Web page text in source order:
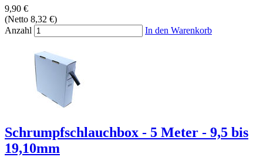
9,90 €
(Netto 8,32 €)
Anzahl
In den Warenkorb
Schrumpfschlauchbox - 5 Meter - 9,5 bis
19,10mm